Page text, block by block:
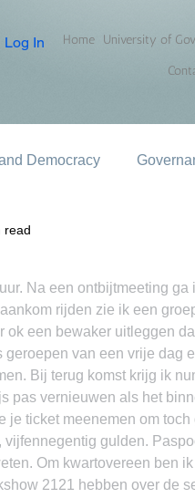
Log In Home University of
Democracy
read
Na een ontbijtmeeting
rijden zie ik een
ok een bewaker uitleggen
geroepen van een vrije dag
Bij terug komst krijg ik
pas vernieuwen als het
je ticket meenemen om
gulden.
Om kwartovereen ben
2121 hebben over de